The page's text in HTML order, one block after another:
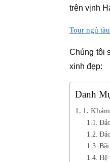
trên vịnh
Tour ngủ
Chúng tôi
xinh đẹp:
Danh
1.
Hệ